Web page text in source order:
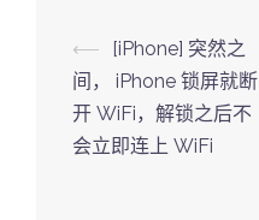
Post
navigation
⟵
[iPhone] 突然之
间， iPhone 锁屏就断
开 WiFi，解锁之后不
会立即连上 WiFi